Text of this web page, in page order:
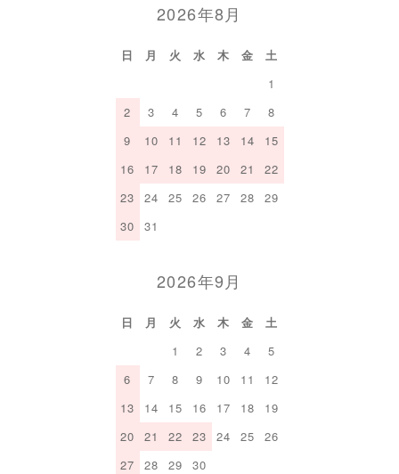
2026年8月
日 月 火 水 木 金
土
1
2
3 4 5 6 7
8
9
10 11 12 13 14
15
16
17 18 19 20 21
22
23
24 25 26 27 28
29
30
31
2026年9月
日 月 火 水 木 金
土
1
2 3 4
5
6
7 8 9 10 11
12
13
14 15 16 17 18
19
20
21 22 23 24 25
26
27
28 29 30